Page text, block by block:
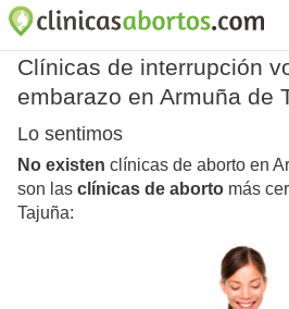
Clínicas de interrupción
embarazo en Armuña de
Lo sentimos
No existen clínicas de aborto en
son las clínicas de aborto más
Tajuña: